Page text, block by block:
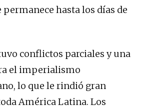
permanece hasta los días de
conflictos parciales y una
el imperialismo
lo que le rindió gran
América Latina. Los